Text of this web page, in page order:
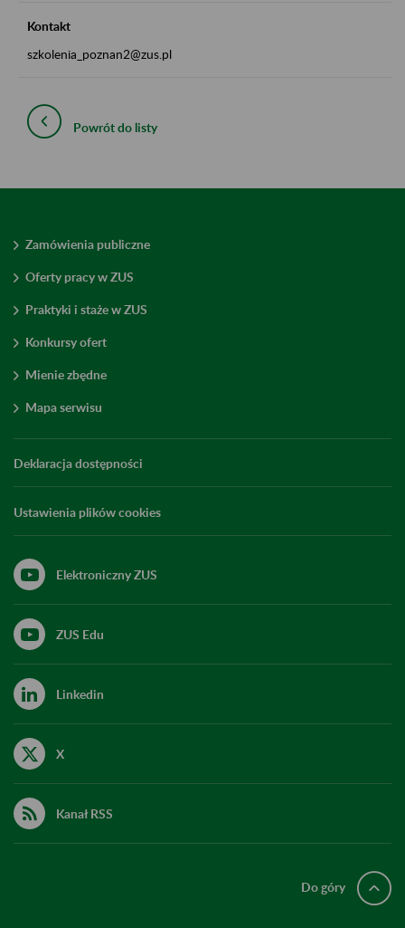
Kontakt
szkolenia_poznan2@zus.pl
Powrót do listy
Zamówienia publiczne
Oferty pracy w ZUS
Praktyki i staże w ZUS
Konkursy ofert
Mienie zbędne
Mapa serwisu
Deklaracja dostępności
Ustawienia plików cookies
Elektroniczny ZUS
ZUS Edu
Linkedin
X
Kanał RSS
Do góry